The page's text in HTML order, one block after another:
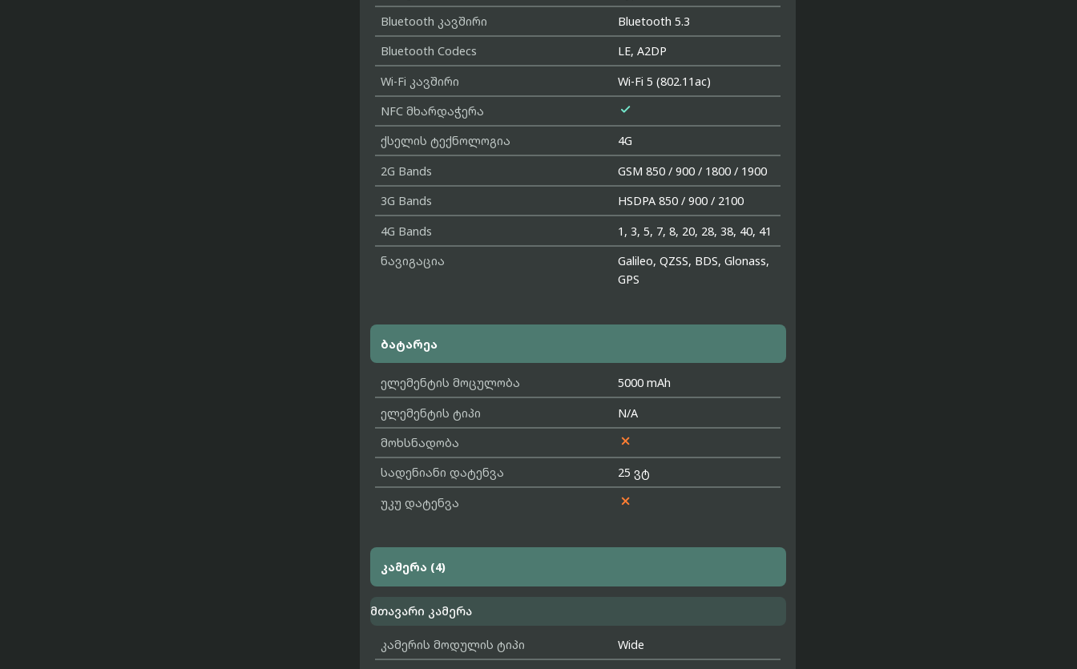
Bluetooth კავშირი
Bluetooth 5.3
Bluetooth Codecs
LE, A2DP
Wi-Fi კავშირი
Wi-Fi 5 (802.11ac)
NFC მხარდაჭერა

ქსელის ტექნოლოგია
4G
2G Bands
GSM 850 / 900 / 1800 / 1900
3G Bands
HSDPA 850 / 900 / 2100
4G Bands
1, 3, 5, 7, 8, 20, 28, 38, 40, 41
ნავიგაცია
Galileo, QZSS, BDS, Glonass,
GPS
ბატარეა
ელემენტის მოცულობა
5000 mAh
ელემენტის ტიპი
N/A
მოხსნადობა

სადენიანი დატენვა
25 ვტ
უკუ დატენვა

კამერა (4)
მთავარი კამერა
კამერის მოდულის ტიპი
Wide